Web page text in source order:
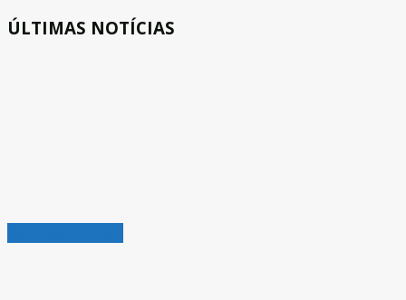
ÚLTIMAS NOTÍCIAS